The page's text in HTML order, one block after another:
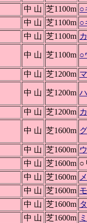
中 山 芝1100m ○
中 山 芝1100m ○
中 山 芝1100m
中 山 芝1100m ○
中 山 芝1200m
中 山 芝1200m
中 山 芝1200m
中 山 芝1600m
中 山 芝1600m
中 山 芝1600m ○
中 山 芝1600m
中 山 芝1600m
中 山 芝1600m
中 山 芝1600m